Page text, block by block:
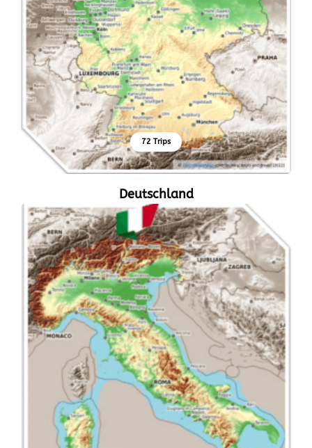
72 Trips
Deutschland